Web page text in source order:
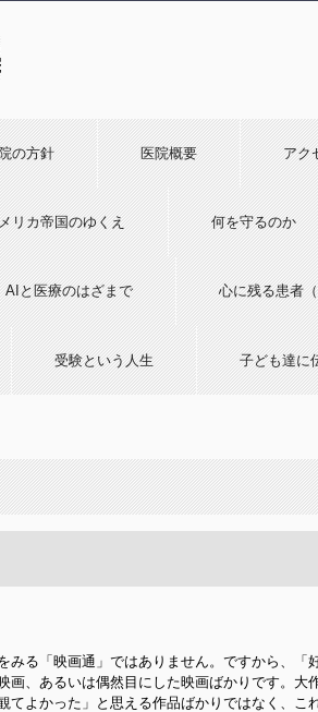
の方針 医院概要 アク
リカ帝国のゆくえ 何を守るのか
AIと医療のはざまで 心に残る患者（
受験という人生 子ども達に
みる「映画通」ではありません。ですから、「
画、あるいは偶然目にした映画ばかりです。大
てよかった」と思える作品ばかりではなく、こ